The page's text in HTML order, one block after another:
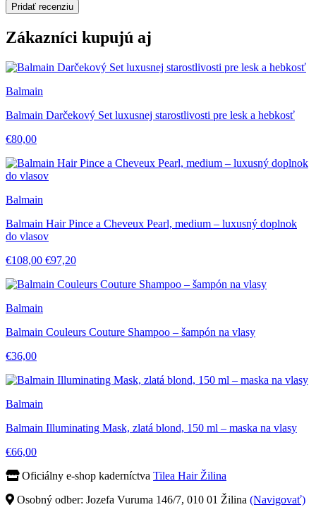
Pridať recenziu
Zákazníci kupujú aj
Balmain
Balmain Darčekový Set luxusnej starostlivosti pre lesk a hebkosť
€80,00
Balmain
Balmain Hair Pince a Cheveux Pearl, medium – luxusný doplnok
do vlasov
€108,00 €97,20
Balmain
Balmain Couleurs Couture Shampoo – šampón na vlasy
€36,00
Balmain
Balmain Illuminating Mask, zlatá blond, 150 ml – maska na vlasy
€66,00
Oficiálny e-shop kaderníctva Tilea Hair Žilina
Osobný odber: Jozefa Vuruma 146/7, 010 01 Žilina (Navigovať)